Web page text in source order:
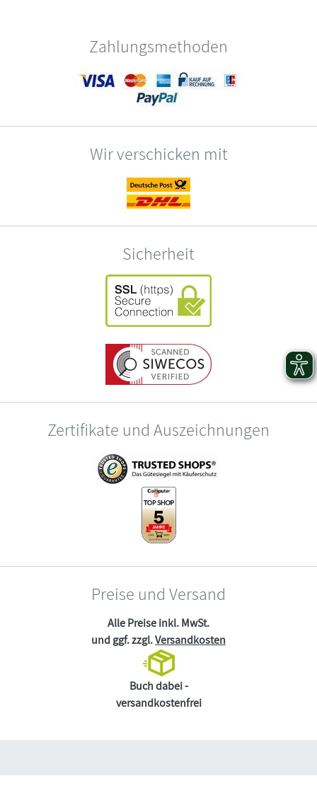
Zahlungsmethoden
Wir verschicken mit
Sicherheit
Zertifikate und Auszeichnungen
Preise und Versand
Alle Preise inkl. MwSt.
und ggf. zzgl.Versandkosten
Buch dabei -
versandkostenfrei